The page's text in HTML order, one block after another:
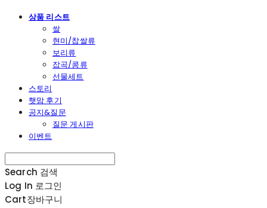
상품 리스트
쌀
현미/찹쌀류
보리류
잡곡/콩류
선물세트
스토리
햇맘 후기
공지&질문
질문 게시판
이벤트
Search 검색
Log In 로그인
Cart장바구니